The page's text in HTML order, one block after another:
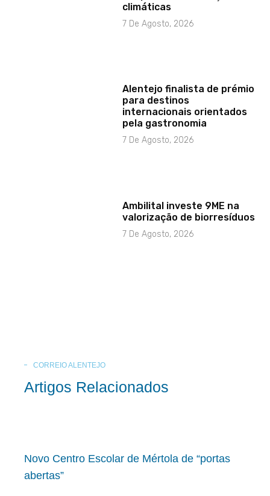
climáticas
7 De Agosto, 2026
Alentejo finalista de prémio
para destinos
internacionais orientados
pela gastronomia
7 De Agosto, 2026
Ambilital investe 9ME na
valorização de biorresíduos
7 De Agosto, 2026
CORREIO ALENTEJO
Artigos Relacionados
Novo Centro Escolar de Mértola de “portas
abertas”